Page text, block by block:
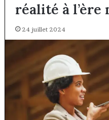
réalité à l’ère
24 juillet 2024